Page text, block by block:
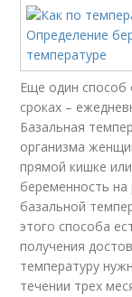
Еще один способ
сроках –
Базальная
организма
прямой кишке
беременность
базальной
этого способа
получения
температуру
течении трех